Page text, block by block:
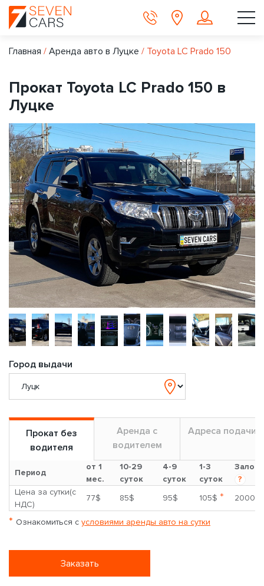
Главная / Аренда авто в Луцке / Toyota LC Prado 150
Прокат Toyota LC Prado 150 в
Луцке
Город выдачи
Прокат без
водителя
Аренда с
водителем
Адреса подачи
Период
от 1
мес.
10-29
суток
4-9
суток
1-3
суток
Залог
?
Цена за сутки(с
НДС)
77$ 85$ 95$ 105$ * 2000$
* Ознакомиться с условиями аренды авто на сутки
Заказать